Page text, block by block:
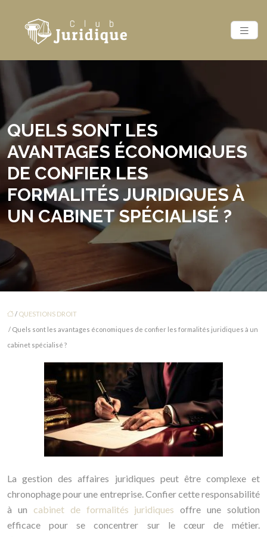
QUELS SONT LES
AVANTAGES ÉCONOMIQUES
DE CONFIER LES
FORMALITÉS JURIDIQUES À
UN CABINET SPÉCIALISÉ ?
/ QUESTIONS DROIT
/ Quels sont les avantages économiques de confier les formalités juridiques à un
cabinet spécialisé ?
La gestion des affaires juridiques peut être complexe et
chronophage pour une entreprise. Confier cette responsabilité
à un cabinet de formalités juridiques offre une solution
efficace pour se concentrer sur le cœur de métier.